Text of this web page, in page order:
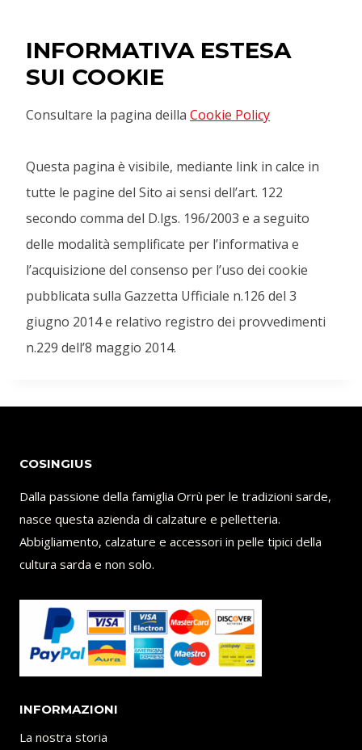
INFORMATIVA ESTESA
SUI COOKIE
Consultare la pagina deilla Cookie Policy
Questa pagina è visibile, mediante link in calce in
tutte le pagine del Sito ai sensi dell’art. 122
secondo comma del D.lgs. 196/2003 e a seguito
delle modalità semplificate per l’informativa e
l’acquisizione del consenso per l’uso dei cookie
pubblicata sulla Gazzetta Ufficiale n.126 del 3
giugno 2014 e relativo registro dei provvedimenti
n.229 dell’8 maggio 2014.
COSINGIUS
Dalla passione della famiglia Orrù per le tradizioni sarde,
nasce questa azienda di calzature e pelletteria.
Abbigliamento, calzature e accessori in pelle tipici della
cultura sarda e non solo.
INFORMAZIONI
La nostra storia